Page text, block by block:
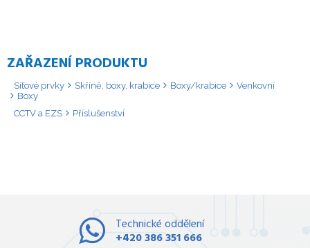
ZAŘAZENÍ PRODUKTU
Síťové prvky Skříně, boxy, krabice Boxy/krabice
Venkovní
Boxy
CCTV a EZS
Příslušenství
Technické oddělení
+420 386 351 666